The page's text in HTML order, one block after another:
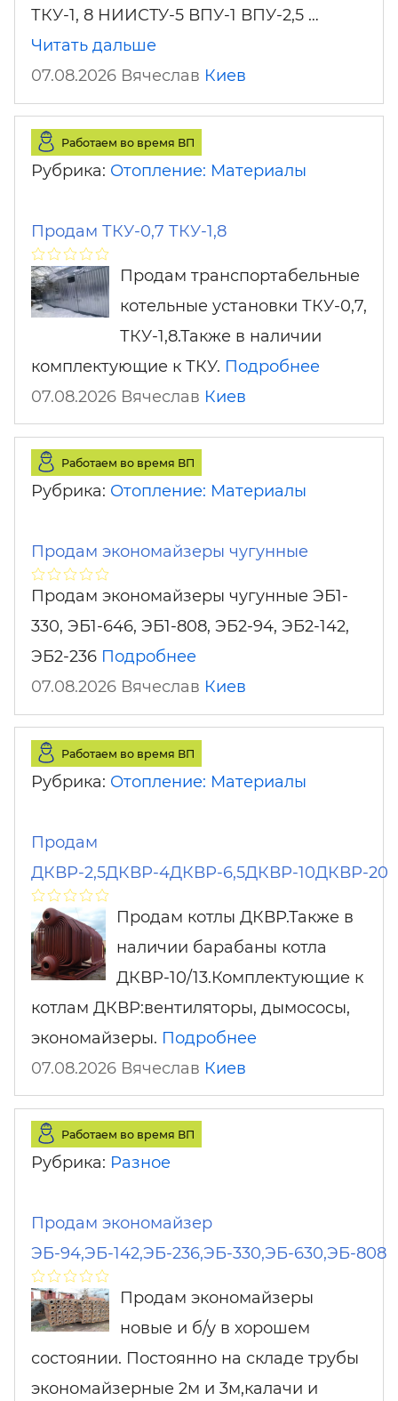
ТКУ-1, 8 НИИСТУ-5 ВПУ-1 ВПУ-2,5 …
Читать дальше
07.08.2026 Вячеслав Киев
Работаем во время ВП
Рубрика: Отопление: Материалы
Продам ТКУ-0,7 ТКУ-1,8
Продам транспортабельные
котельные установки ТКУ-0,7,
ТКУ-1,8.Также в наличии
комплектующие к ТКУ. Подробнее
07.08.2026 Вячеслав Киев
Работаем во время ВП
Рубрика: Отопление: Материалы
Продам экономайзеры чугунные
Продам экономайзеры чугунные ЭБ1-
330, ЭБ1-646, ЭБ1-808, ЭБ2-94, ЭБ2-142,
ЭБ2-236 Подробнее
07.08.2026 Вячеслав Киев
Работаем во время ВП
Рубрика: Отопление: Материалы
Продам
ДКВР-2,5ДКВР-4ДКВР-6,5ДКВР-10ДКВР-20
Продам котлы ДКВР.Также в
наличии барабаны котла
ДКВР-10/13.Комплектующие к
котлам ДКВР:вентиляторы, дымососы,
экономайзеры. Подробнее
07.08.2026 Вячеслав Киев
Работаем во время ВП
Рубрика: Разное
Продам экономайзер
ЭБ-94,ЭБ-142,ЭБ-236,ЭБ-330,ЭБ-630,ЭБ-808
Продам экономайзеры
новые и б/у в хорошем
состоянии. Постоянно на складе трубы
экономайзерные 2м и 3м,калачи и